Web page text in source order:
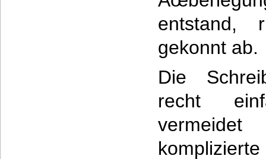
entstand,
gekonnt ab.
Die
recht